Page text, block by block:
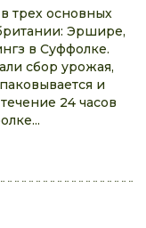
трех основных
Эршире,
в Суффолке.
сбор урожая,
и
24 часов